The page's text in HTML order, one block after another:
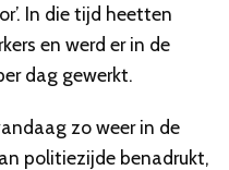
In die tijd heetten
en werd er in de
dag gewerkt.
zo weer in de
politiezijde benadrukt,